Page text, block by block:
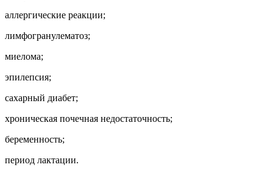
аллергические реакции;
лимфогранулематоз;
миелома;
эпилепсия;
сахарный диабет;
хроническая почечная недостаточность;
беременность;
период лактации.